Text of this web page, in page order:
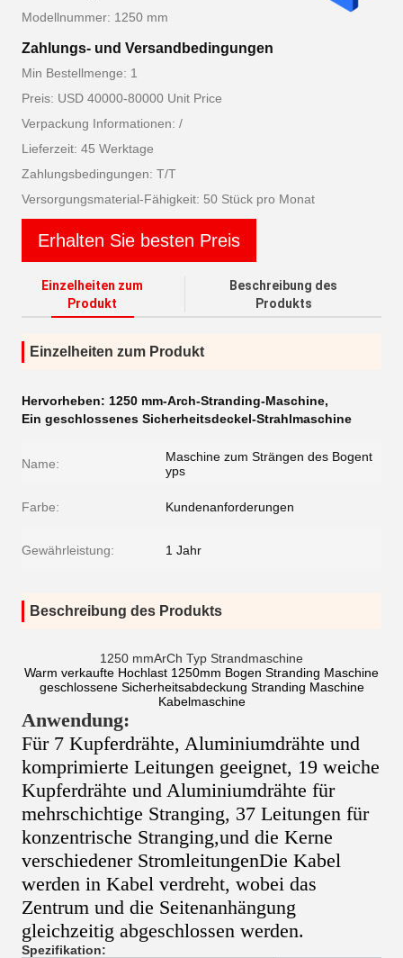
Modellnummer: 1250 mm
Zahlungs- und Versandbedingungen
Min Bestellmenge: 1
Preis: USD 40000-80000 Unit Price
Verpackung Informationen: /
Lieferzeit: 45 Werktage
Zahlungsbedingungen: T/T
Versorgungsmaterial-Fähigkeit: 50 Stück pro Monat
Erhalten Sie besten Preis
Einzelheiten zum
Produkt
Beschreibung des
Produkts
Einzelheiten zum Produkt
Hervorheben: 1250 mm-Arch-Stranding-Maschine,
Ein geschlossenes Sicherheitsdeckel-Strahlmaschine
Name:
Maschine zum Strängen des Bogent
yps
Farbe: Kundenanforderungen
Gewährleistung: 1 Jahr
Beschreibung des Produkts
1250 mmArCh Typ Strandmaschine
Warm verkaufte Hochlast 1250mm Bogen Stranding Maschine
geschlossene Sicherheitsabdeckung Stranding Maschine
Kabelmaschine
Anwendung:
Für 7 Kupferdrähte, Aluminiumdrähte und
komprimierte Leitungen geeignet, 19 weiche
Kupferdrähte und Aluminiumdrähte für
mehrschichtige Stranging, 37 Leitungen für
konzentrische Stranging,und die Kerne
verschiedener StromleitungenDie Kabel
werden in Kabel verdreht, wobei das
Zentrum und die Seitenanhängung
gleichzeitig abgeschlossen werden.
Spezifikation: